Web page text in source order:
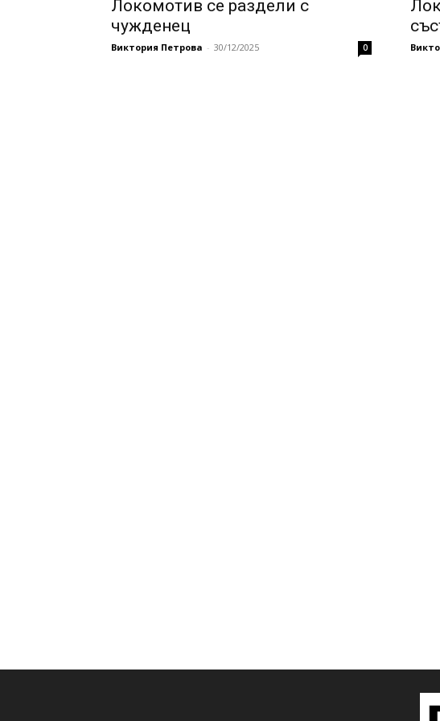
Локомотив се раздели с
чужденец
Виктория Петрова - 30/12/2025 0